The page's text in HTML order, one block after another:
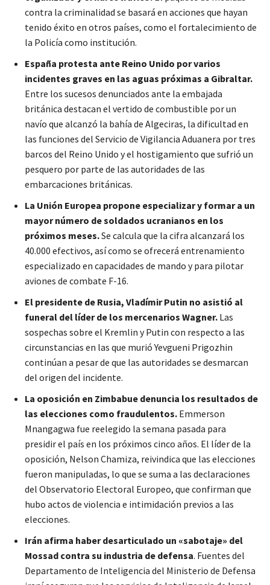
contra la criminalidad se basará en acciones que hayan
tenido éxito en otros países, como el fortalecimiento de
la Policía como institución.
España protesta ante Reino Unido por varios
incidentes graves en las aguas próximas a Gibraltar.
Entre los sucesos denunciados ante la embajada
británica destacan el vertido de combustible por un
navío que alcanzó la bahía de Algeciras, la dificultad en
las funciones del Servicio de Vigilancia Aduanera por tres
barcos del Reino Unido y el hostigamiento que sufrió un
pesquero por parte de las autoridades de las
embarcaciones británicas.
La Unión Europea propone especializar y formar a un
mayor número de soldados ucranianos en los
próximos meses.Se calcula que la cifra alcanzará los
40.000 efectivos, así como se ofrecerá entrenamiento
especializado en capacidades de mando y para pilotar
aviones de combate F-16.
El presidente de Rusia, Vladímir Putin no asistió al
funeral del líder de los mercenarios Wagner. Las
sospechas sobre el Kremlin y Putin con respecto a las
circunstancias en las que murió Yevgueni Prigozhin
continúan a pesar de que las autoridades se desmarcan
del origen del incidente.
La oposición en Zimbabue denuncia los resultados de
las elecciones como fraudulentos. Emmerson
Mnangagwa fue reelegido la semana pasada para
presidir el país en los próximos cinco años. El líder de la
oposición, Nelson Chamiza, reivindica que las elecciones
fueron manipuladas, lo que se suma a las declaraciones
del Observatorio Electoral Europeo, que confirman que
hubo actos de violencia e intimidación previos a las
elecciones.
Irán afirma haber desarticulado un «sabotaje» del
Mossad contra su industria de defensa. Fuentes del
Departamento de Inteligencia del Ministerio de Defensa